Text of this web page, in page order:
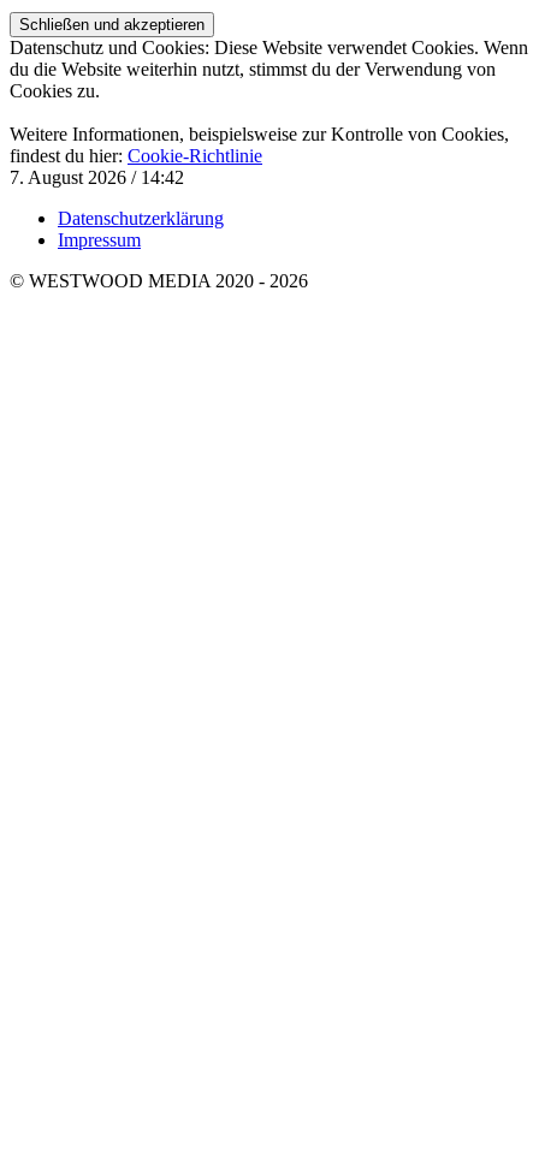
Datenschutz und Cookies: Diese Website verwendet Cookies. Wenn
du die Website weiterhin nutzt, stimmst du der Verwendung von
Cookies zu.
Weitere Informationen, beispielsweise zur Kontrolle von Cookies,
findest du hier: Cookie-Richtlinie
7. August 2026 / 14:42
Datenschutzerklärung
Impressum
© WESTWOOD MEDIA 2020 - 2026